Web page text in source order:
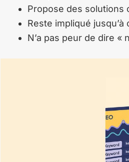
Propose des solutions
Reste impliqué
N’a pas peur de dire